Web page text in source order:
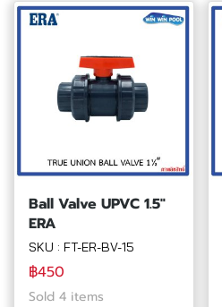
Ball Valve UPVC 1.5"
ERA
SKU : FT-ER-BV-15
฿450
Sold 4 items